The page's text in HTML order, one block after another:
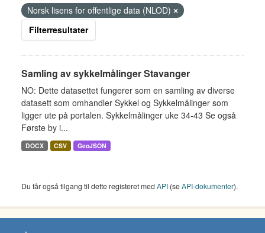
Norsk lisens for offentlige data (NLOD)
Filterresultater
Samling av sykkelmålinger Stavanger
NO: Dette datasettet fungerer som en samling av diverse
datasett som omhandler Sykkel og Sykkelmålinger som
ligger ute på portalen. Sykkelmålinger uke 34-43 Se også
Første by i...
DOCX CSV GeoJSON
Du får også tilgang til dette registeret med API (seAPI-dokumenter).